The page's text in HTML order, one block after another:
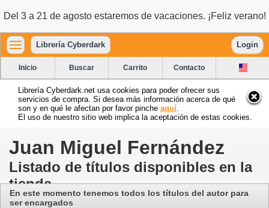
Del 3 a 21 de agosto estaremos de vacaciones. ¡Feliz verano!
Librería Cyberdark Login
Inicio Buscar Carrito Contacto
Librería Cyberdark.net usa cookies para poder ofrecer sus
servicios de compra. Si desea más información acerca de qué
son y en qué le afectan por favor pinche aquí
El uso de nuestro sitio web implica la aceptación de estas cookies.
Juan Miguel Fernández
Listado de títulos disponibles en la
tienda
En este momento tenemos todos los títulos del autor para
ser encargados